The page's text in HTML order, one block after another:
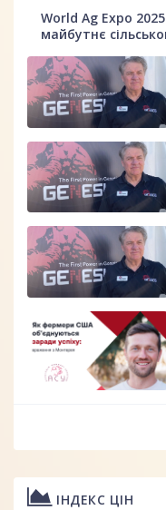
World Ag Expo
майбутнє
ІНДЕКС ЦІН